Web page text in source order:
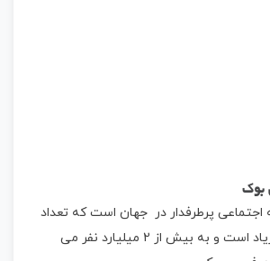
بوک
پرطرفدار در جهان است که تعداد
کاربران آن بسیار زیاد است و به بیش از 2 میلیارد نفر می